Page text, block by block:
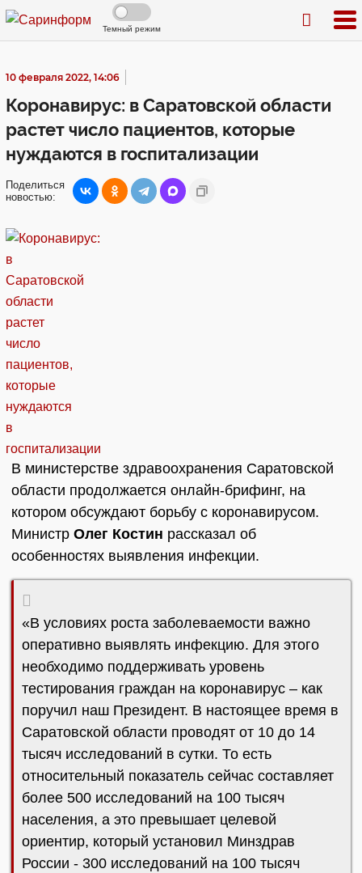
Темный режим
10 февраля 2022, 14:06
Коронавирус: в Саратовской области
растет число пациентов, которые
нуждаются в госпитализации
Поделиться
новостью:
В министерстве здравоохранения Саратовской
области продолжается онлайн-брифинг, на
котором обсуждают борьбу с коронавирусом.
Министр Олег Костин рассказал об
особенностях выявления инфекции.
«В условиях роста заболеваемости важно
оперативно выявлять инфекцию. Для этого
необходимо поддерживать уровень
тестирования граждан на коронавирус – как
поручил наш Президент. В настоящее время в
Саратовской области проводят от 10 до 14
тысяч исследований в сутки. То есть
относительный показатель сейчас составляет
более 500 исследований на 100 тысяч
населения, а это превышает целевой
ориентир, который установил Минздрав
России - 300 исследований на 100 тысяч